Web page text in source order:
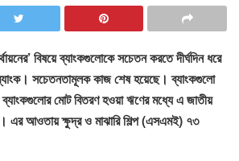
বিষয়ে ব্যাংকগুলোকে সচেতন করতে দীর্ঘদিন ধরে
ব্যাংক। সচেতনতামূলক কাজ শেষ হয়েছে। ব্যাংকগুলো
মোট বিতরণ হওয়া ঋণের মধ্যে এ জাতীয়
এর আওতায় ক্ষুদ্র ও মাঝারি শিল্প (এসএমই) ৭৩